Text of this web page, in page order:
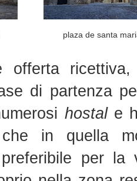
plaza de santa
offerta
di partenza
hostale
in quella
preferibile per